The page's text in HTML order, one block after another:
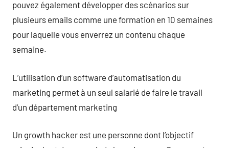
pouvez également développer des scénarios sur
plusieurs emails comme une formation en 10 semaines
pour laquelle vous enverrez un contenu chaque
semaine.
L’utilisation d’un software d’automatisation du
marketing permet à un seul salarié de faire le travail
d’un département marketing
Un growth hacker est une personne dont l’objectif